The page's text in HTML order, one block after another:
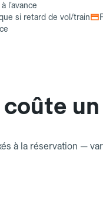
l’avance
si retard de vol/train
à la réservation —